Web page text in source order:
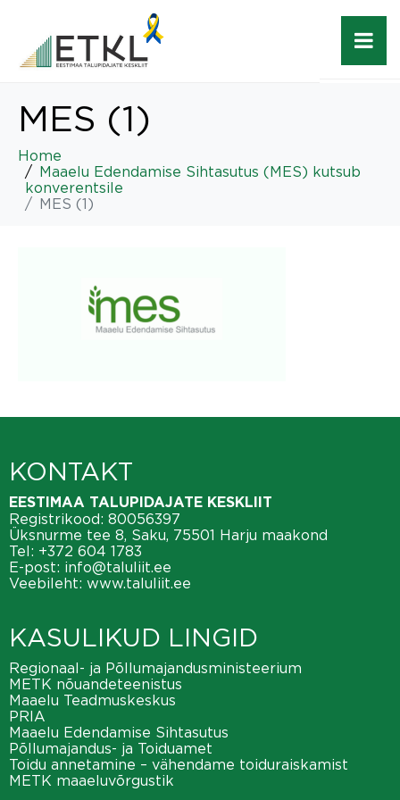
MES (1)
Home
Maaelu Edendamise Sihtasutus (MES) kutsub
konverentsile
MES (1)
KONTAKT
EESTIMAA TALUPIDAJATE KESKLIIT
Registrikood: 80056397
Üksnurme tee 8, Saku, 75501 Harju maakond
Tel: +372 604 1783
E-post: info@taluliit.ee
Veebileht: www.taluliit.ee
KASULIKUD LINGID
Regionaal- ja Põllumajandusministeerium
METK nõuandeteenistus
Maaelu Teadmuskeskus
PRIA
Maaelu Edendamise Sihtasutus
Põllumajandus- ja Toiduamet
Toidu annetamine – vähendame toiduraiskamist
METK maaeluvõrgustik